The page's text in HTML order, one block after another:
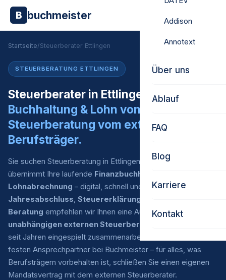
B buchmeister Addison
Annotext
Über uns
Ablauf
FAQ
Blog
Karriere
Kontakt
Startseite/Steuerberater Ettlingen
STEUERBERATUNG ETTLINGEN
Steuerberater in Ettlingen gesucht?
Buchhaltung & Lohn von uns.
Steuerberatung vom externen
Berufsträger.
Sie suchen Steuerberatung in Ettlingen? Buchmeister
übernimmt Ihre laufende Finanzbuchhaltung
Lohnabrechnung – digital, schnell und zu fairen Preisen. Für
Jahresabschluss, Steuererklärung
Beratung empfehlen wir Ihnen eine Auswahl an
unabhängigen externen Steuerberatern
seit Jahren eingespielt zusammenarbeiten. Sie haben einen
festen Ansprechpartner bei Buchmeister – für alles, was
Berufsträgern vorbehalten ist, schließen Sie einen eigenen
Mandatsvertrag mit dem externen Steuerberater.